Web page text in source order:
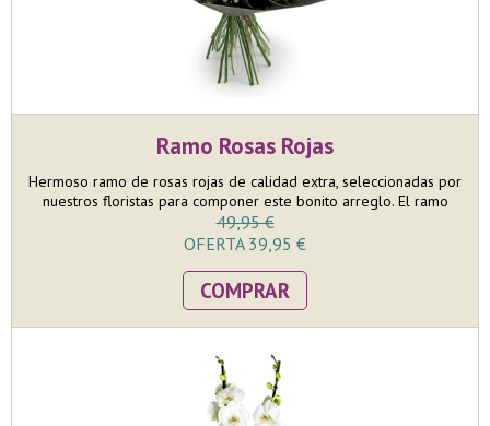
Ramo Rosas Rojas
Hermoso ramo de rosas rojas de calidad extra, seleccionadas por
nuestros floristas para componer este bonito arreglo. El ramo
está compuesto por 9 rosas rojas y terminado con su paniculata y
verdes decoratiovos, entre los que destaca el eucalipto.
49,95 €
OFERTA 39,95 €
COMPRAR